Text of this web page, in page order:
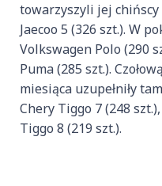
towarzyszyli jej chińscy
Jaecoo 5 (326 szt.). W
Volkswagen Polo (290
Puma (285 szt.).
miesiąca uzupełniły
Chery Tiggo 7 (248
Tiggo 8 (219 szt.).